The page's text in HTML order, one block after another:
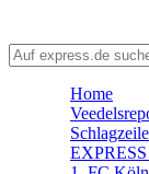
Home
EXPRESS